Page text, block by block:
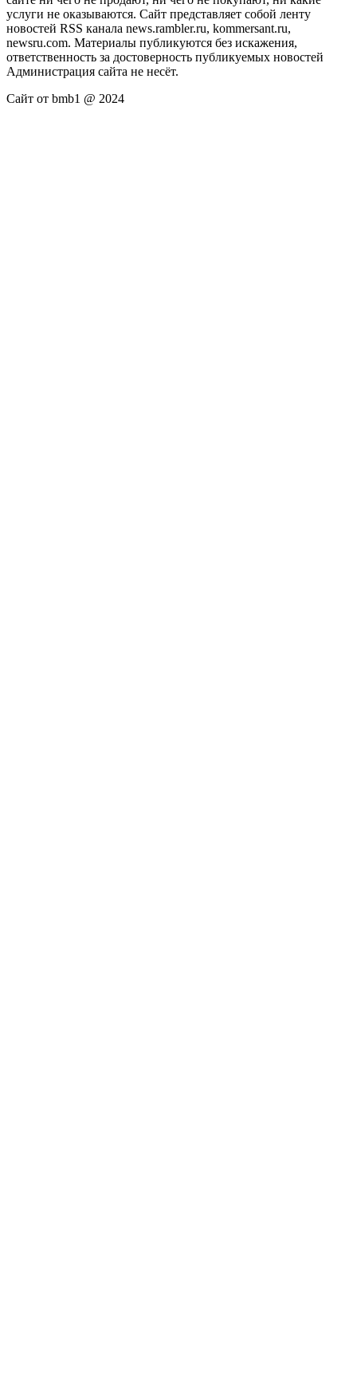
услуги не оказываются. Сайт представляет собой ленту
новостей RSS канала news.rambler.ru, kommersant.ru,
newsru.com. Материалы публикуются без искажения,
ответственность за достоверность публикуемых новостей
Администрация сайта не несёт.
Сайт от bmb1 @ 2024